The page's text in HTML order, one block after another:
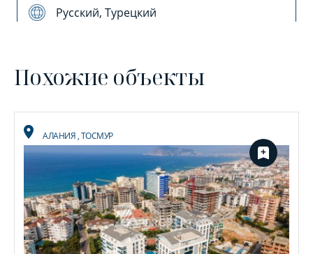
Русский, Турецкий
Похожие объекты
АЛАНИЯ,ТОСМУР